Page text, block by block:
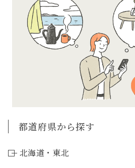
都道府県から探す
北海道・東北